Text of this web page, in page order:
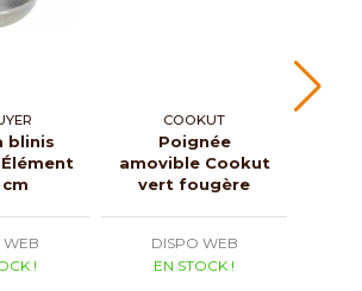
blinis
cm
WEB
!
COOKUT
Poignée
amovible Cookut
vert fougère
DISPO WEB
EN STOCK !